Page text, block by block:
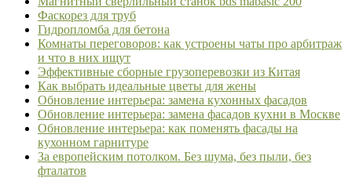
Фаскорез для труб
Гидропломба для бетона
Комнаты переговоров: как устроены чаты про арбитраж
и что в них ищут
Эффективные сборные грузоперевозки из Китая
Как выбрать идеальные цветы для жены
Обновление интерьера: замена кухонных фасадов
Обновление интерьера: замена фасадов кухни в Москве
Обновление интерьера: как поменять фасады на
кухонном гарнитуре
За европейским потолком. Без шума, без пыли, без
фталатов